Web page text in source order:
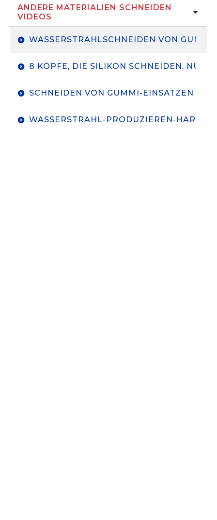
ROBOTER-SCHNEIDEZELLEN-SPA
ANDERE MATERIALIEN SCHNEIDEN
VIDEOS
WASSERSTRAHLSCHNEIDEN VON GUMMI
8 KÖPFE, DIE SILIKON SCHNEIDEN, NUR
SCHNEIDEN VON GUMMI-EINSÄTZEN Nur
WASSERSTRAHL-PRODUZIEREN-